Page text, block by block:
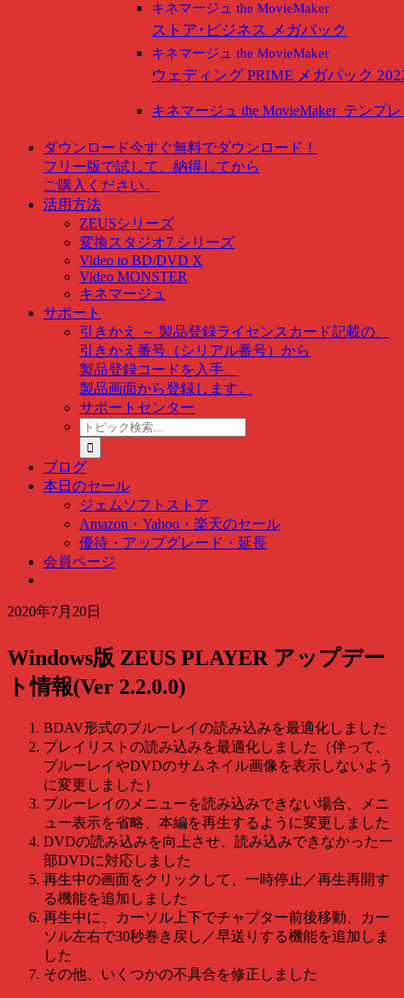
キネマージュ the MovieMaker
ストア･ビジネス メガパック
キネマージュ the MovieMaker
ウェディング PRIME メガパック
キネマージュ the MovieMakerテンプ
ダウンロード今すぐ無料でダウンロード！
フリー版で試して、納得してから
ご購入ください。
活用方法
ZEUSシリーズ
変換スタジオ7 シリーズ
Video to BD/DVD X
Video MONSTER
キネマージュ
サポート
引きかえ ～ 製品登録ライセンスカード記載の、
引きかえ番号（シリアル番号）から
製品登録コードを入手、
製品画面から登録します。
サポートセンター
ト
ピ
ッ
ク
検
索
…
ブログ
本日のセール
ジェムソフトストア
Amazon・Yahoo・楽天のセール
優待・アップグレード・延長
会員ページ
2020年7月20日
Windows版 ZEUS PLAYER アップデー
ト情報(Ver 2.2.0.0)
BDAV形式のブルーレイの読み込みを最適化しました
プレイリストの読み込みを最適化しました（伴って、
ブルーレイやDVDのサムネイル画像を表示しないよう
に変更しました）
ブルーレイのメニューを読み込みできない場合、メニ
ュー表示を省略、本編を再生するように変更しました
DVDの読み込みを向上させ、読み込みできなかった一
部DVDに対応しました
再生中の画面をクリックして、一時停止／再生再開す
る機能を追加しました
再生中に、カーソル上下でチャプター前後移動、カー
ソル左右で30秒巻き戻し／早送りする機能を追加しま
した
その他、いくつかの不具合を修正しました